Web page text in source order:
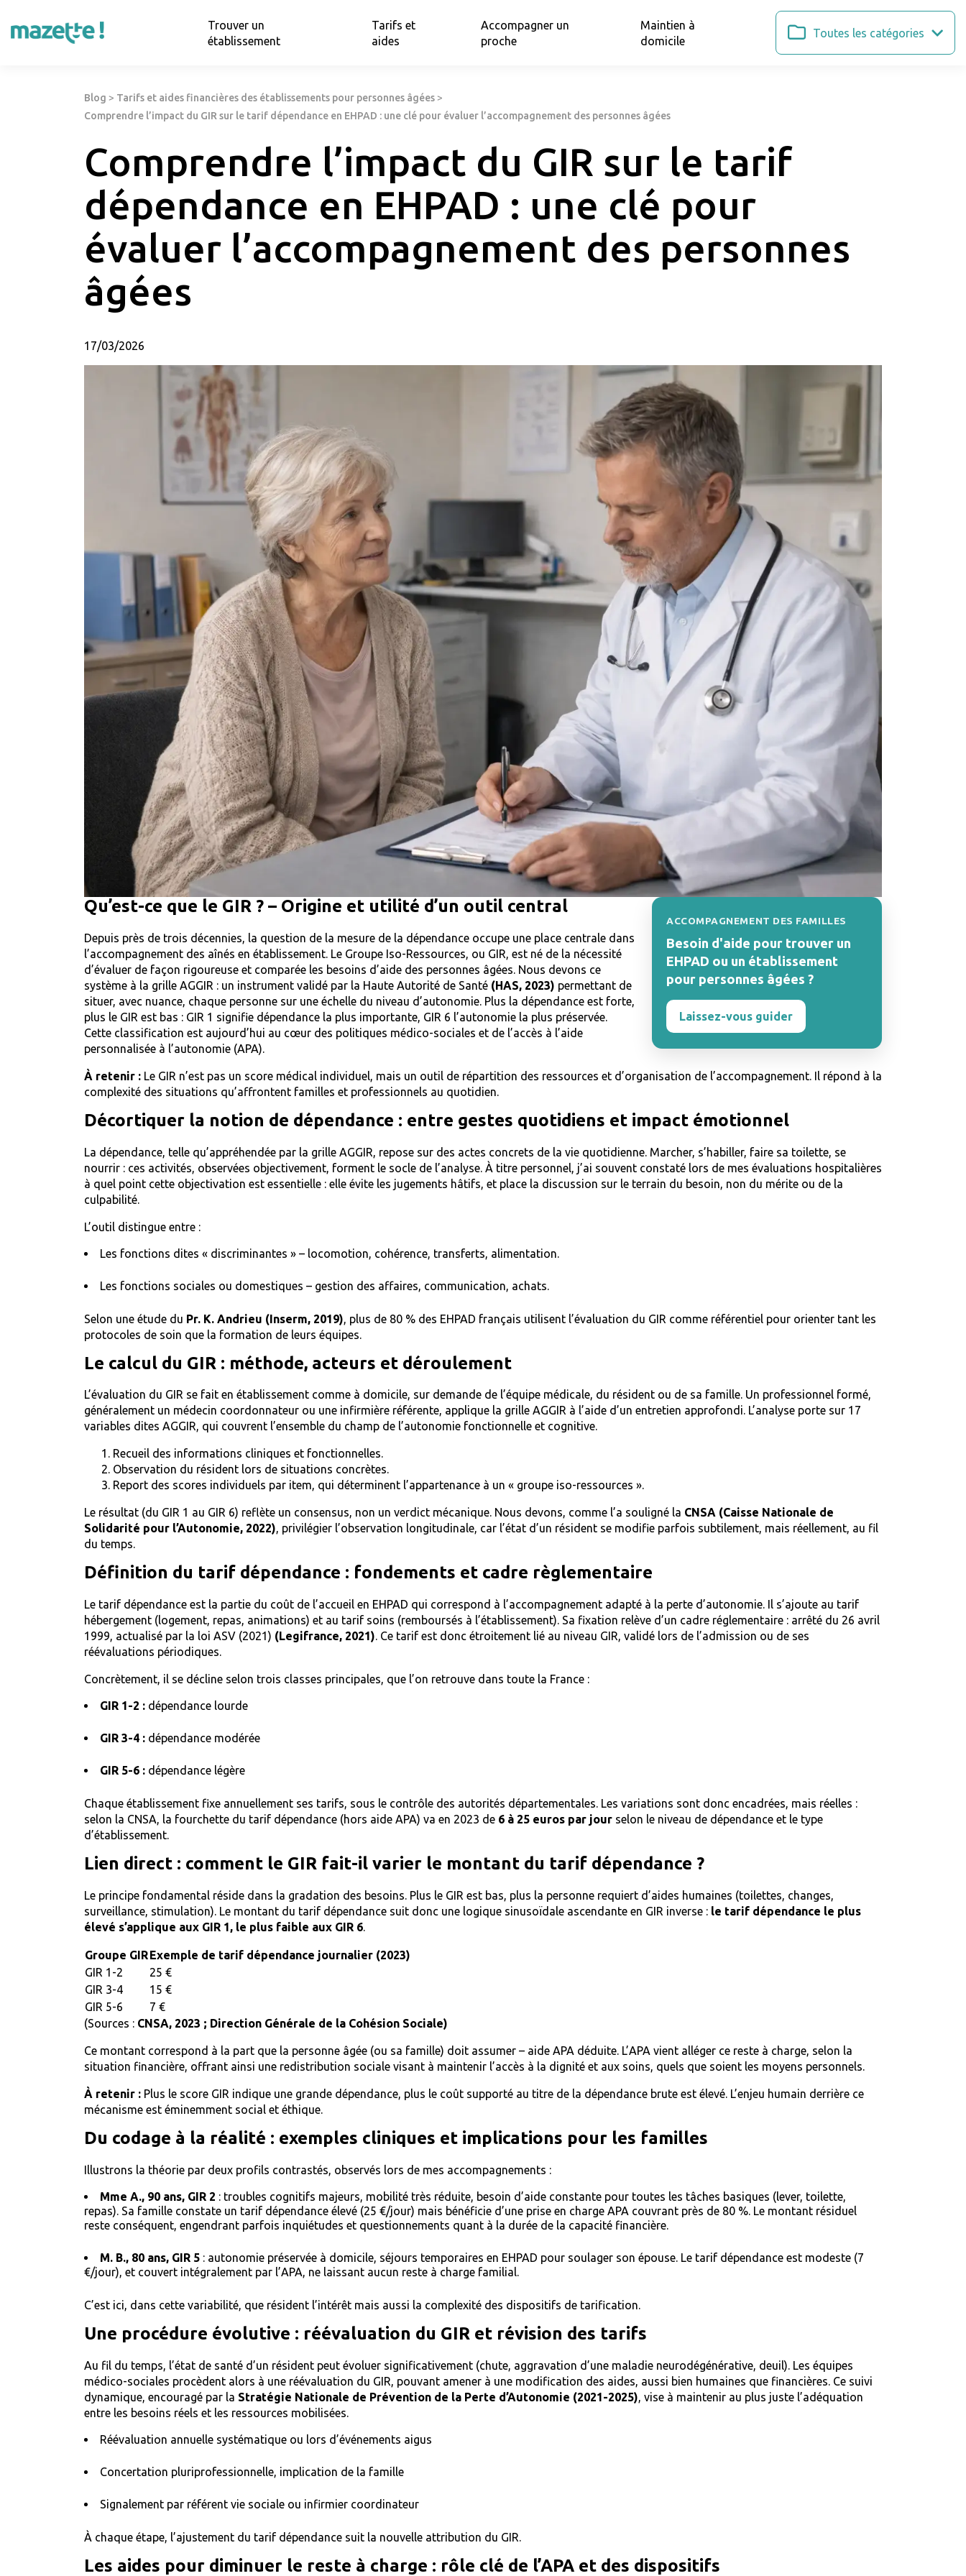
Trouver un
établissement
Tarifs et
aides
Accompagner un
proche
Maintien à
domicile
Toutes les catégories
Blog > Tarifs et aides financières des établissements pour personnes âgées >
Comprendre l’impact du GIR sur le tarif dépendance en EHPAD : une clé pour évaluer l’accompagnement des personnes âgées
Comprendre l’impact du GIR sur le tarif
dépendance en EHPAD : une clé pour
évaluer l’accompagnement des personnes
âgées
17/03/2026
ACCOMPAGNEMENT DES FAMILLES
Besoin d'aide pour trouver un
EHPAD ou un établissement
pour personnes âgées ?
Laissez-vous guider
Qu’est-ce que le GIR ? – Origine et utilité d’un outil central
Depuis près de trois décennies, la question de la mesure de la dépendance occupe une place centrale dans
l’accompagnement des aînés en établissement. Le Groupe Iso-Ressources, ou GIR, est né de la nécessité
d’évaluer de façon rigoureuse et comparée les besoins d’aide des personnes âgées. Nous devons ce
système à la grille AGGIR : un instrument validé par la Haute Autorité de Santé (HAS, 2023) permettant de
situer, avec nuance, chaque personne sur une échelle du niveau d’autonomie. Plus la dépendance est forte,
plus le GIR est bas : GIR 1 signifie dépendance la plus importante, GIR 6 l’autonomie la plus préservée.
Cette classification est aujourd’hui au cœur des politiques médico-sociales et de l’accès à l’aide
personnalisée à l’autonomie (APA).
À retenir : Le GIR n’est pas un score médical individuel, mais un outil de répartition des ressources et d’organisation de l’accompagnement. Il répond à la
complexité des situations qu’affrontent familles et professionnels au quotidien.
Décortiquer la notion de dépendance : entre gestes quotidiens et impact émotionnel
La dépendance, telle qu’appréhendée par la grille AGGIR, repose sur des actes concrets de la vie quotidienne. Marcher, s’habiller, faire sa toilette, se
nourrir : ces activités, observées objectivement, forment le socle de l’analyse. À titre personnel, j’ai souvent constaté lors de mes évaluations hospitalières
à quel point cette objectivation est essentielle : elle évite les jugements hâtifs, et place la discussion sur le terrain du besoin, non du mérite ou de la
culpabilité.
L’outil distingue entre :
Les fonctions dites « discriminantes » – locomotion, cohérence, transferts, alimentation.
Les fonctions sociales ou domestiques – gestion des affaires, communication, achats.
Selon une étude du Pr. K. Andrieu (Inserm, 2019) , plus de 80 % des EHPAD français utilisent l’évaluation du GIR comme référentiel pour orienter tant les
protocoles de soin que la formation de leurs équipes.
Le calcul du GIR : méthode, acteurs et déroulement
L’évaluation du GIR se fait en établissement comme à domicile, sur demande de l’équipe médicale, du résident ou de sa famille. Un professionnel formé,
généralement un médecin coordonnateur ou une infirmière référente, applique la grille AGGIR à l’aide d’un entretien approfondi. L’analyse porte sur 17
variables dites AGGIR, qui couvrent l’ensemble du champ de l’autonomie fonctionnelle et cognitive.
Recueil des informations cliniques et fonctionnelles.
Observation du résident lors de situations concrètes.
Report des scores individuels par item, qui déterminent l’appartenance à un « groupe iso-ressources ».
Le résultat (du GIR 1 au GIR 6) reflète un consensus, non un verdict mécanique. Nous devons, comme l’a souligné la CNSA (Caisse Nationale de
Solidarité pour l’Autonomie, 2022), privilégier l’observation longitudinale, car l’état d’un résident se modifie parfois subtilement, mais réellement, au fil
du temps.
Définition du tarif dépendance : fondements et cadre règlementaire
Le tarif dépendance est la partie du coût de l’accueil en EHPAD qui correspond à l’accompagnement adapté à la perte d’autonomie. Il s’ajoute au tarif
hébergement (logement, repas, animations) et au tarif soins (remboursés à l’établissement). Sa fixation relève d’un cadre réglementaire : arrêté du 26 avril
1999, actualisé par la loi ASV (2021) (Legifrance, 2021). Ce tarif est donc étroitement lié au niveau GIR, validé lors de l’admission ou de ses
réévaluations périodiques.
Concrètement, il se décline selon trois classes principales, que l’on retrouve dans toute la France :
GIR 1-2 : dépendance lourde
GIR 3-4 : dépendance modérée
GIR 5-6 : dépendance légère
Chaque établissement fixe annuellement ses tarifs, sous le contrôle des autorités départementales. Les variations sont donc encadrées, mais réelles :
selon la CNSA, la fourchette du tarif dépendance (hors aide APA) va en 2023 de 6 à 25 euros par jour selon le niveau de dépendance et le type
d’établissement.
Lien direct : comment le GIR fait-il varier le montant du tarif dépendance ?
Le principe fondamental réside dans la gradation des besoins. Plus le GIR est bas, plus la personne requiert d’aides humaines (toilettes, changes,
surveillance, stimulation). Le montant du tarif dépendance suit donc une logique sinusoïdale ascendante en GIR inverse : le tarif dépendance le plus
élevé s’applique aux GIR 1, le plus faible aux GIR 6.
Groupe GIRExemple de tarif dépendance journalier (2023)
GIR 1-2
25 €
GIR 3-4
15 €
GIR 5-6
7 €
(Sources : CNSA, 2023 ; Direction Générale de la Cohésion Sociale)
Ce montant correspond à la part que la personne âgée (ou sa famille) doit assumer – aide APA déduite. L’APA vient alléger ce reste à charge, selon la
situation financière, offrant ainsi une redistribution sociale visant à maintenir l’accès à la dignité et aux soins, quels que soient les moyens personnels.
À retenir : Plus le score GIR indique une grande dépendance, plus le coût supporté au titre de la dépendance brute est élevé. L’enjeu humain derrière ce
mécanisme est éminemment social et éthique.
Du codage à la réalité : exemples cliniques et implications pour les familles
Illustrons la théorie par deux profils contrastés, observés lors de mes accompagnements :
Mme A., 90 ans, GIR 2 : troubles cognitifs majeurs, mobilité très réduite, besoin d’aide constante pour toutes les tâches basiques (lever, toilette,
repas). Sa famille constate un tarif dépendance élevé (25 €/jour) mais bénéficie d’une prise en charge APA couvrant près de 80 %. Le montant résiduel
reste conséquent, engendrant parfois inquiétudes et questionnements quant à la durée de la capacité financière.
M. B., 80 ans, GIR 5 : autonomie préservée à domicile, séjours temporaires en EHPAD pour soulager son épouse. Le tarif dépendance est modeste (7
€/jour), et couvert intégralement par l’APA, ne laissant aucun reste à charge familial.
C’est ici, dans cette variabilité, que résident l’intérêt mais aussi la complexité des dispositifs de tarification.
Une procédure évolutive : réévaluation du GIR et révision des tarifs
Au fil du temps, l’état de santé d’un résident peut évoluer significativement (chute, aggravation d’une maladie neurodégénérative, deuil). Les équipes
médico-sociales procèdent alors à une réévaluation du GIR, pouvant amener à une modification des aides, aussi bien humaines que financières. Ce suivi
dynamique, encouragé par la Stratégie Nationale de Prévention de la Perte d’Autonomie (2021-2025), vise à maintenir au plus juste l’adéquation
entre les besoins réels et les ressources mobilisées.
Réévaluation annuelle systématique ou lors d’événements aigus
Concertation pluriprofessionnelle, implication de la famille
Signalement par référent vie sociale ou infirmier coordinateur
À chaque étape, l’ajustement du tarif dépendance suit la nouvelle attribution du GIR.
Les aides pour diminuer le reste à charge : rôle clé de l’APA et des dispositifs